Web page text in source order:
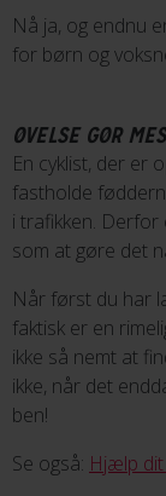
Nå ja, og endnu
for børn og
ØVELSE GØR
En cyklist, der er
fastholde
i trafikken. Derfor
som at gøre det
Når først du har
faktisk er en
ikke så nemt at
ikke, når det
ben!
Se også: Hjælp dit